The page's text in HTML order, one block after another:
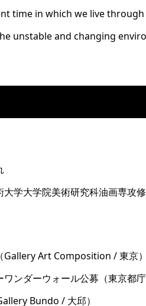
time in which we live
unstable and changing
学大学院美術研究科油画専攻
Art Composition / 東京）
ンダーウォール公募（東京都庁
Bundo / 大邱）